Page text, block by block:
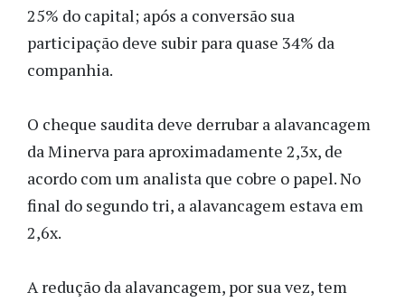
25% do capital; após a conversão sua
participação deve subir para quase 34% da
companhia.
O cheque saudita deve derrubar a alavancagem
da Minerva para aproximadamente 2,3x, de
acordo com um analista que cobre o papel. No
final do segundo tri, a alavancagem estava em
2,6x.
A redução da alavancagem, por sua vez, tem